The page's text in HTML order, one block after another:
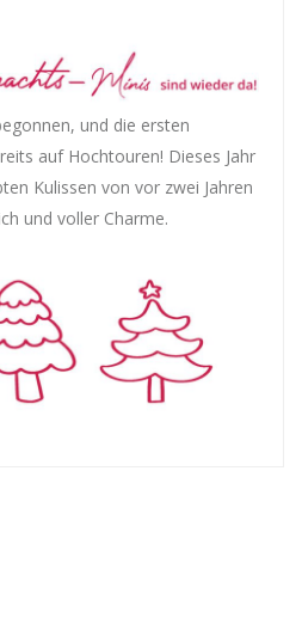
und die ersten
auf Hochtouren! Dieses Jahr
Kulissen von vor zwei Jahren
und voller Charme.